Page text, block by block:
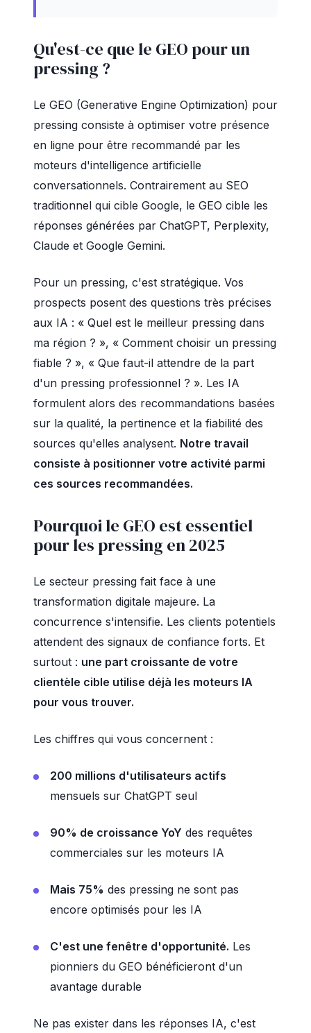
Qu'est-ce que le GEO pour un
pressing ?
Le GEO (Generative Engine Optimization) pour
pressing consiste à optimiser votre présence
en ligne pour être recommandé par les
moteurs d'intelligence artificielle
conversationnels. Contrairement au SEO
traditionnel qui cible Google, le GEO cible les
réponses générées par ChatGPT, Perplexity,
Claude et Google Gemini.
Pour un pressing, c'est stratégique. Vos
prospects posent des questions très précises
aux IA : « Quel est le meilleur pressing dans
ma région ? », « Comment choisir un pressing
fiable ? », « Que faut-il attendre de la part
d'un pressing professionnel ? ». Les IA
formulent alors des recommandations basées
sur la qualité, la pertinence et la fiabilité des
sources qu'elles analysent. Notre travail
consiste à positionner votre activité parmi
ces sources recommandées.
Pourquoi le GEO est essentiel
pour les pressing en 2025
Le secteur pressing fait face à une
transformation digitale majeure. La
concurrence s'intensifie. Les clients potentiels
attendent des signaux de confiance forts. Et
surtout : une part croissante de votre
clientèle cible utilise déjà les moteurs IA
pour vous trouver.
Les chiffres qui vous concernent :
200 millions d'utilisateurs actifs
mensuels sur ChatGPT seul
90% de croissance YoY des requêtes
commerciales sur les moteurs IA
Mais 75% des pressing ne sont pas
encore optimisés pour les IA
C'est une fenêtre d'opportunité. Les
pionniers du GEO bénéficieront d'un
avantage durable
Ne pas exister dans les réponses IA, c'est